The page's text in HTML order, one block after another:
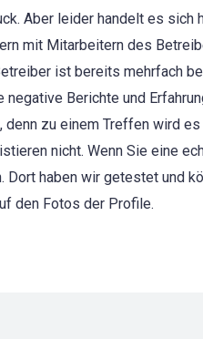
Aber leider handelt es sich
mit Mitarbeitern des
ist bereits mehrfach
Berichte und
zu einem Treffen wird
nicht. Wenn Sie eine
haben wir getestet und
den Fotos der Profile.